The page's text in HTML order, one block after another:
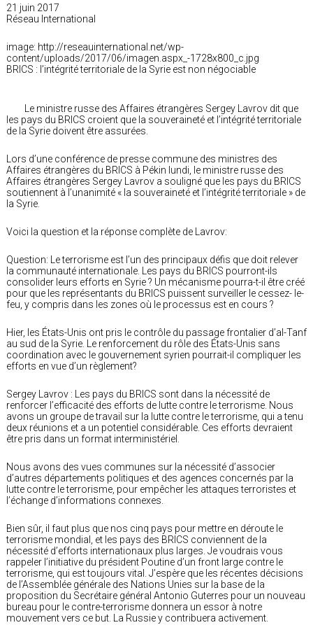
21 juin 2017
Réseau International
image: http://reseauinternational.net/wp-
content/uploads/2017/06/imagen.aspx_-1728x800_c.jpg
BRICS : l’intégrité territoriale de la Syrie est non négociable
Le ministre russe des Affaires étrangères Sergey Lavrov dit que
les pays du BRICS croient que la souveraineté et l’intégrité territoriale
de la Syrie doivent être assurées.
Lors d’une conférence de presse commune des ministres des
Affaires étrangères du BRICS à Pékin lundi, le ministre russe des
Affaires étrangères Sergey Lavrov a souligné que les pays du BRICS
soutiennent à l’unanimité « la souveraineté et l’intégrité territoriale » de
la Syrie.
Voici la question et la réponse complète de Lavrov:
Question: Le terrorisme est l’un des principaux défis que doit relever
la communauté internationale. Les pays du BRICS pourront-ils
consolider leurs efforts en Syrie ? Un mécanisme pourra-t-il être créé
pour que les représentants du BRICS puissent surveiller le cessez- le-
feu, y compris dans les zones où le processus est en cours ?
Hier, les États-Unis ont pris le contrôle du passage frontalier d’al-Tanf
au sud de la Syrie. Le renforcement du rôle des États-Unis sans
coordination avec le gouvernement syrien pourrait-il compliquer les
efforts en vue d’un règlement?
Sergey Lavrov : Les pays du BRICS sont dans la nécessité de
renforcer l’efficacité des efforts de lutte contre le terrorisme. Nous
avons un groupe de travail sur la lutte contre le terrorisme, qui a tenu
deux réunions et a un potentiel considérable. Ces efforts devraient
être pris dans un format interministériel.
Nous avons des vues communes sur la nécessité d’associer
d’autres départements politiques et des agences concernés par la
lutte contre le terrorisme, pour empêcher les attaques terroristes et
l’échange d’informations connexes.
Bien sûr, il faut plus que nos cinq pays pour mettre en déroute le
terrorisme mondial, et les pays des BRICS conviennent de la
nécessité d’efforts internationaux plus larges. Je voudrais vous
rappeler l’initiative du président Poutine d’un front large contre le
terrorisme, qui est toujours vital. J’espère que les récentes décisions
de l’Assemblée générale des Nations Unies sur la base de la
proposition du Secrétaire général Antonio Guterres pour un nouveau
bureau pour le contre-terrorisme donnera un essor à notre
mouvement vers ce but. La Russie y contribuera activement.